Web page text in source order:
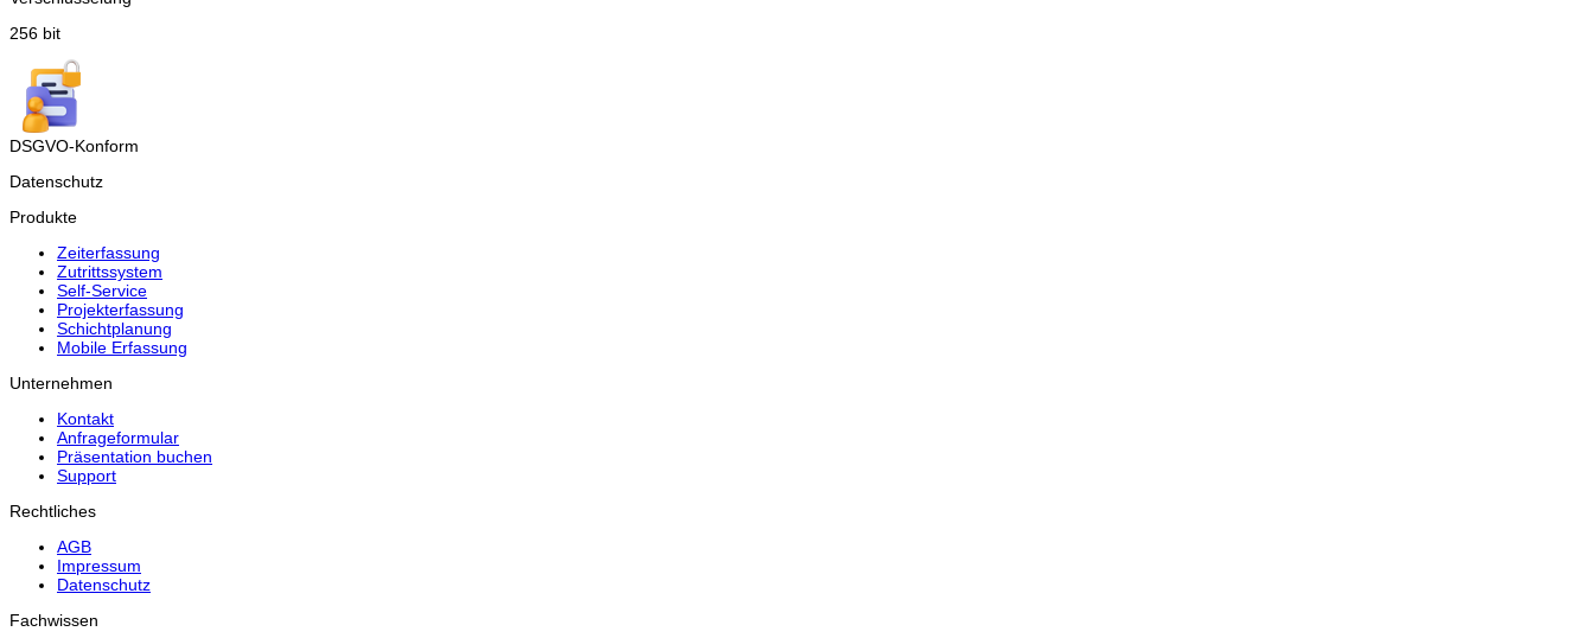
256 bit
DSGVO-Konform
Datenschutz
Produkte
Zeiterfassung
Zutrittssystem
Self-Service
Projekterfassung
Schichtplanung
Mobile Erfassung
Unternehmen
Kontakt
Anfrageformular
Präsentation buchen
Support
Rechtliches
AGB
Impressum
Datenschutz
Fachwissen